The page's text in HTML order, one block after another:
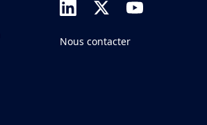
Nous contacter